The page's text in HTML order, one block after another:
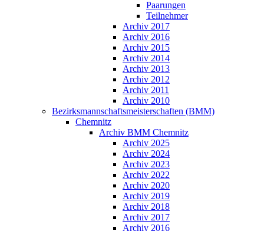
Paarungen
Teilnehmer
Archiv 2017
Archiv 2016
Archiv 2015
Archiv 2014
Archiv 2013
Archiv 2012
Archiv 2011
Archiv 2010
Bezirksmannschaftsmeisterschaften (BMM)
Chemnitz
Archiv BMM Chemnitz
Archiv 2025
Archiv 2024
Archiv 2023
Archiv 2022
Archiv 2020
Archiv 2019
Archiv 2018
Archiv 2017
Archiv 2016